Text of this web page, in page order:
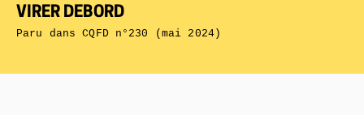
VIRER DEBORD
Paru dansCQFD n°230 (mai 2024)